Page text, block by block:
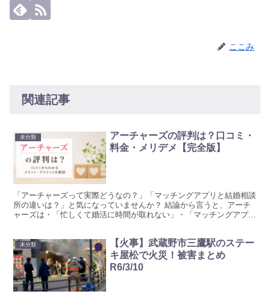
ここみ
関連記事
未分類
アーチャーズの評判は？口コミ・
料金・メリデメ【完全版】
「アーチャーズって実際どうなの？」「マッチングアプリと結婚相談
所の違いは？」と気になっていませんか？ 結論から言うと、アーチ
ャーズは・「忙しくて婚活に時間が取れない」・「マッチングアプリ
未分類
【火事】武蔵野市三鷹駅のステー
キ屋松で火災！被害まとめ
R6/3/10